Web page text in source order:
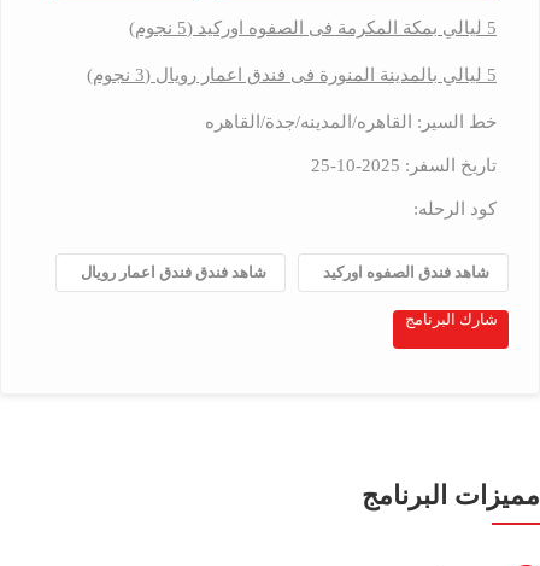
5 ليالي بمكة المكرمة فى الصفوه اوركيد (5 نجوم)
5 ليالي بالمدينة المنورة فى فندق اعمار رويال (3 نجوم)
خط السير: القاهره/المدينه/جدة/القاهره
تاريخ السفر: 2025-10-25
كود الرحله:
شاهد فندق الصفوه اوركيد شاهد فندق فندق اعمار رويال
شارك البرنامج
مميزات البرنامج